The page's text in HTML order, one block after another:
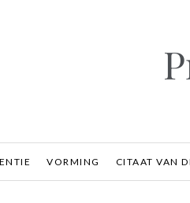
VORMING CITAAT VAN